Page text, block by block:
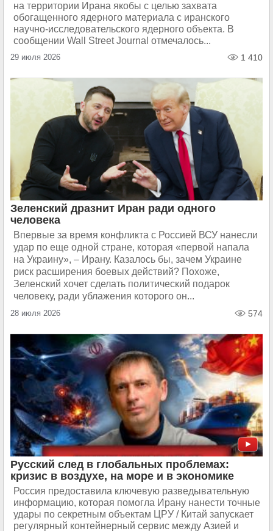
на территории Ирана якобы с целью захвата
обогащенного ядерного материала с иранского
научно-исследовательского ядерного объекта. В
сообщении Wall Street Journal отмечалось...
29 июля 2026 1 410
Зеленский дразнит Иран ради одного
человека
Впервые за время конфликта с Россией ВСУ нанесли
удар по еще одной стране, которая «первой напала
на Украину», – Ирану. Казалось бы, зачем Украине
риск расширения боевых действий? Похоже,
Зеленский хочет сделать политический подарок
человеку, ради ублажения которого он...
28 июля 2026 574
Русский след в глобальных проблемах:
кризис в воздухе, на море и в экономике
Россия предоставила ключевую разведывательную
информацию, которая помогла Ирану нанести точные
удары по секретным объектам ЦРУ / Китай запускает
регулярный контейнерный сервис между Азией и